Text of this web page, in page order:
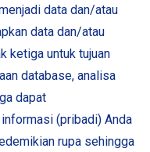
data dan/atau
data dan/atau
ketiga untuk tujuan
database, analisa
dapat
(pribadi) Anda
rupa sehingga